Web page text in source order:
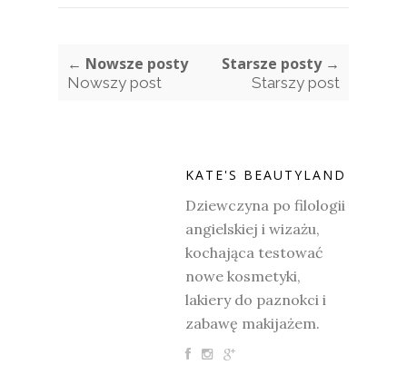
← Nowsze posty
Nowszy post
Starsze posty →
Starszy post
KATE'S BEAUTYLAND
Dziewczyna po filologii
angielskiej i wizażu,
kochająca testować
nowe kosmetyki,
lakiery do paznokci i
zabawę makijażem.